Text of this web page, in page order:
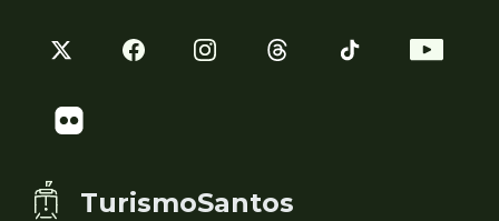
TurismoSantos